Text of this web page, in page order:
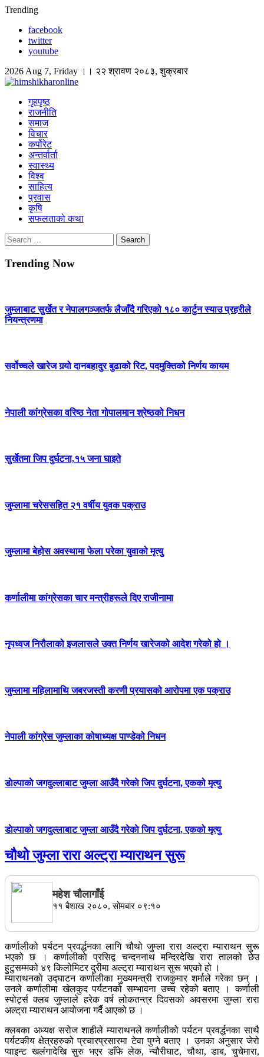
Skip
content
Trending
facebook
twitter
youtube
2026 Aug 7, Friday ।। २२ श्रावण २०८३, शुक्रबार
Himshikhar Online
गृहपृष्ठ
राजनीति
समाज
विचार
कर्पोरेट
अन्तर्वार्ता
स्वास्थ्य
विश्व
साहित्य
प्रवास
कृषि
सफलताको कथा
Search
for:
Trending Now
जुम्लाबाट सुर्खेत र नेपालगञ्जतर्फ लैजाँदै गरिएको १८० कार्टुन स्याउ प्रहरीले
नियन्त्रणमा
सर्वोच्चले खारेज गर्‍यो दानबहादुर बुढाको रिट, पदमुक्तिको निर्णय कायम
नेपाली कांग्रेसका वरिष्ठ नेता गोपालमान श्रेष्ठको निधन
सुर्खेतमा जिप दुर्घटना,१५ जना घाइते
जुम्लामा चरेससहित २१ वर्षीय युवक पक्राउ
जुम्लामा बेहोस अवस्थामा फेला परेका युवाको मृत्यु
कर्णालीमा कांग्रेसका चार मन्त्रीहरूले दिए राजीनामा
नृपध्वज निरौलाको इजलासले उक्त निर्णय खारेजको आदेश गरेको हो ।
जुम्लामा महिलामाथि जबरजस्ती करणी प्रयासको आरोपमा एक पक्राउ
नेपाली कांग्रेस जुम्लाका कोषाध्यक्ष पाण्डेको निधन
डाेल्पाकाे जगदुल्लाबाट जुम्ला आउँदै गरेकाे जिप दुर्घटना, एकको मृत्यु
डाेल्पाकाे जगदुल्लाबाट जुम्ला आउँदै गरेकाे जिप दुर्घटना, एकको मृत्यु
चौथो जुम्ला रारा अल्ट्रा म्याराथन सुरू
महेश चाैलागाँई
११ बैशाख २०८०, सोमबार ०९:१०
कर्णालीको पर्यटन प्रवर्द्धनका लागि चौथो जुम्ला रारा अल्ट्रा म्याराथन सुरू
भएको छ । कर्णालीकाे प्रसिद्व चन्दननाथ मन्दिरदेखि रारा तालको छेउ
हुटुसम्मको ४९ किलोमिटर दुरीमा अल्ट्रा म्याराथन सुरू भएको हो ।
म्याराथनकाे उद्घाटन कर्णालीका मुख्यमन्त्री राजकुमार शर्माले गरेका छन् ।
उनले कर्णालीमा खेलकुद पर्यटनको सम्भावना उच्च रहेको बताए । कर्णाली
स्पोर्ट्स क्लब जुम्लाले हरेक वर्ष लोकतन्त्र दिवसको अवसरमा जुम्ला रारा
अल्ट्रा म्याराथन आयोजना गर्दै आएको छ ।
क्लबका अध्यक्ष सरोज शाहीले म्याराथनले कर्णालीको पर्यटन प्रवर्द्धनका साथै
पर्यटकीय क्षेत्रहरुको प्रचारप्रसारमा टेवा पुग्ने बताए । उनका अनुुसार जेरो
प्वाइन्ट खलंगादेखि सुरु भएर डाँफे लेक, न्यौरीघाट, चौथा, डाब, चुचेमारा,